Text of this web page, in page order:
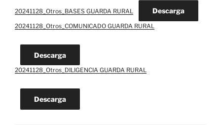
20241128_Otros_BASES GUARDA RURAL Descarga
20241128_Otros_COMUNICADO GUARDA RURAL
Descarga
20241128_Otros_DILIGENCIA GUARDA RURAL
Descarga